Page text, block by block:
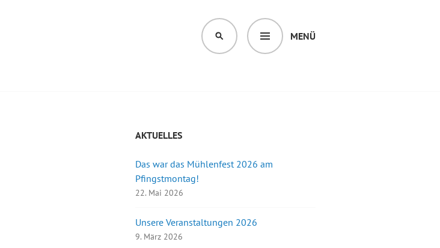
MENÜ
SUCHEN
AKTUELLES
Das war das Mühlenfest 2026 am
Pfingstmontag!
22. Mai 2026
Unsere Veranstaltungen 2026
9. März 2026